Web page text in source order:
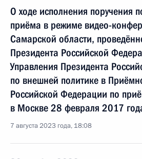
О ходе исполнения поручения
приёма в режиме видео-
Самарской области,
Президента Российской
Управления Президента
по внешней политике в
Российской Федерации по
в Москве 28 февраля 2017
7 августа 2023 года, 18:08